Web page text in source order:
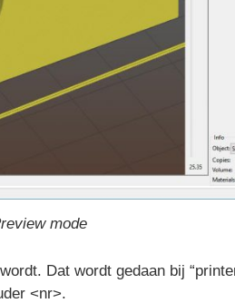
mode
Dat wordt gedaan bij
<nr>.